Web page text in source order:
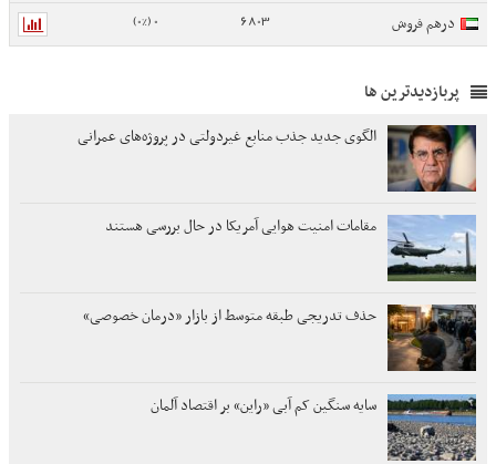
درهم فروش 6803
0 (0%)
پربازدیدترین ها
الگوی جدید جذب منابع غیردولتی در پروژه‌های عمرانی
مقامات امنیت هوایی آمریکا در حال بررسی هستند
حذف تدریجی طبقه متوسط از بازار «درمان خصوصی»
سایه سنگین کم آبی «راین» بر اقتصاد آلمان